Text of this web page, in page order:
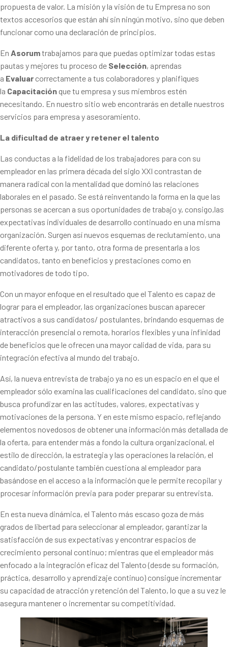
propuesta de valor. La misión y la visión de tu Empresa no son
textos accesorios que están ahí sin ningún motivo, sino que deben
funcionar como una declaración de principios.
En Asorumtrabajamos para que puedas optimizar todas estas
pautas y mejores tu proceso de Selección, aprendas
a Evaluar correctamente a tus colaboradores y planifiques
la Capacitación que tu empresa y sus miembros estén
necesitando. En nuestro sitio web encontrarás en detalle nuestros
servicios para empresa y asesoramiento.
La dificultad de atraer y retener el talento
Las conductas a la fidelidad de los trabajadores para con su
empleador en las primera década del siglo XXI contrastan de
manera radical con la mentalidad que dominó las relaciones
laborales en el pasado. Se está reinventando la forma en la que las
personas se acercan a sus oportunidades de trabajo y, consigo,las
expectativas individuales de desarrollo continuado en una misma
organización. Surgen así nuevos esquemas de reclutamiento, una
diferente oferta y, por tanto, otra forma de presentarla a los
candidatos, tanto en beneficios y prestaciones como en
motivadores de todo tipo.
Con un mayor enfoque en el resultado que el Talento es capaz de
lograr para el empleador, las organizaciones buscan aparecer
atractivos a sus candidatos/ postulantes, brindando esquemas de
interacción presencial o remota, horarios flexibles y una infinidad
de beneficios que le ofrecen una mayor calidad de vida, para su
integración efectiva al mundo del trabajo.
Así, la nueva entrevista de trabajo ya no es un espacio en el que el
empleador sólo examina las cualificaciones del candidato, sino que
busca profundizar en las actitudes, valores, expectativas y
motivaciones de la persona. Y en este mismo espacio, reflejando
elementos novedosos de obtener una información más detallada de
la oferta, para entender más a fondo la cultura organizacional, el
estilo de dirección, la estrategia y las operaciones la relación, el
candidato/postulante también cuestiona al empleador para
basándose en el acceso a la información que le permite recopilar y
procesar información previa para poder preparar su entrevista.
En esta nueva dinámica, el Talento más escaso goza de más
grados de libertad para seleccionar al empleador, garantizar la
satisfacción de sus expectativas y encontrar espacios de
crecimiento personal continuo; mientras que el empleador más
enfocado a la integración eficaz del Talento (desde su formación,
práctica, desarrollo y aprendizaje continuo) consigue incrementar
su capacidad de atracción y retención del Talento, lo que a su vez le
asegura mantener o incrementar su competitividad.